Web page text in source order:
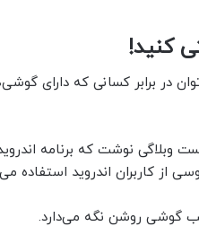
کنید!
در برابر کسانی که دارای
وبلاگی نوشت که برنامه
کاربران اندروید استفاده
گوشی روشن نگه می‌دارد.